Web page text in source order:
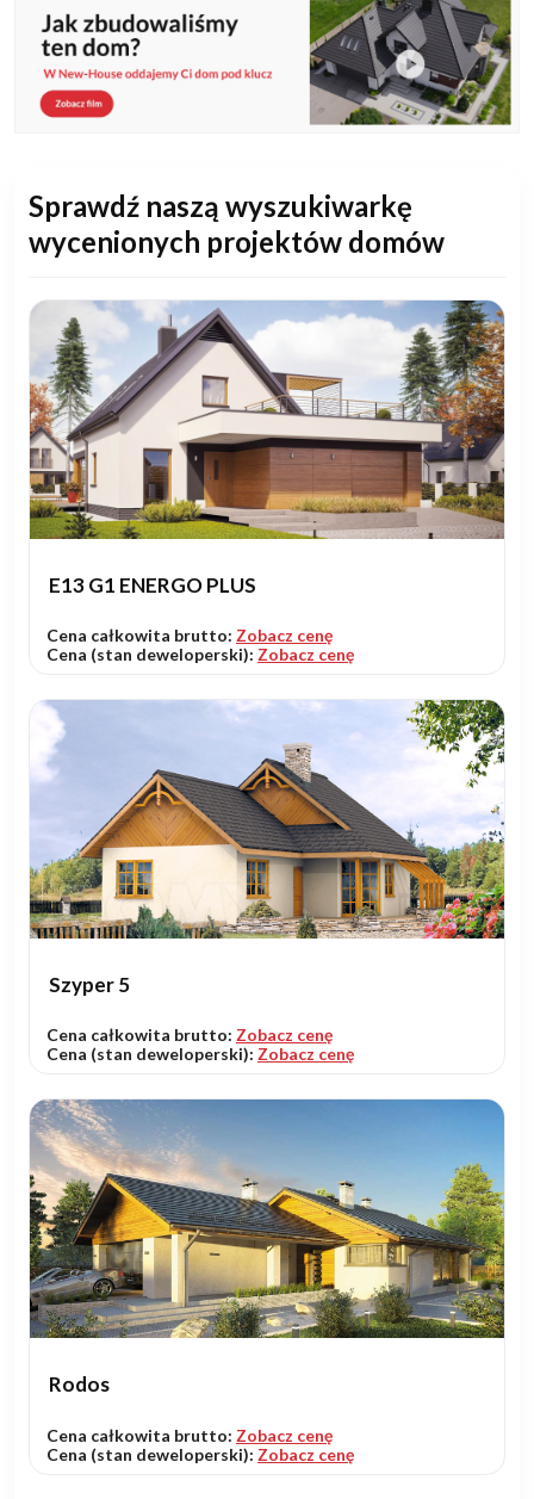
Sprawdź naszą wyszukiwarkę
wycenionych projektów domów
E13 G1 ENERGO PLUS
Cena całkowita brutto: Zobacz cenę
Cena (stan deweloperski): Zobacz cenę
Szyper 5
Cena całkowita brutto: Zobacz cenę
Cena (stan deweloperski): Zobacz cenę
Rodos
Cena całkowita brutto: Zobacz cenę
Cena (stan deweloperski): Zobacz cenę